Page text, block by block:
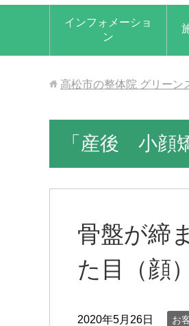
インフォメーショ
ン
高松市の整体院 グリーン
「産後 小顔
骨盤が締
た目（顔
2020年5月26日 お